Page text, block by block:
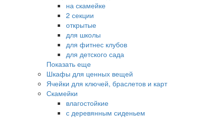
на скамейке
2 секции
открытые
для школы
для фитнес клубов
для детского сада
Показать еще
Шкафы для ценных вещей
Ячейки для ключей, браслетов и карт
Скамейки
влагостойкие
с деревянным сиденьем